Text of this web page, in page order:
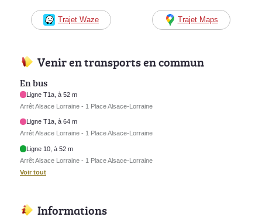
Trajet Waze Trajet Maps
Venir en transports en commun
En bus
Ligne T1a, à 52 m
Arrêt Alsace Lorraine - 1 Place Alsace-Lorraine
Ligne T1a, à 64 m
Arrêt Alsace Lorraine - 1 Place Alsace-Lorraine
Ligne 10, à 52 m
Arrêt Alsace Lorraine - 1 Place Alsace-Lorraine
Voir tout
Informations